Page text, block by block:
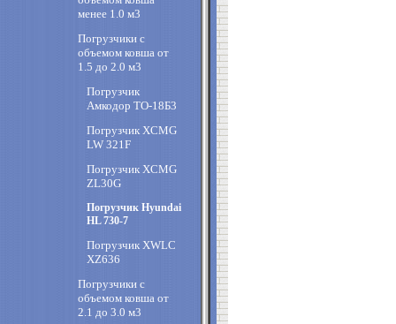
менее 1.0 м3
Погрузчики с
объемом ковша от
1.5 до 2.0 м3
Погрузчик
Амкодор ТО-18Б3
Погрузчик XCMG
LW 321F
Погрузчик XCMG
ZL30G
Погрузчик Hyundai
HL 730-7
Погрузчик XWLC
XZ636
Погрузчики с
объемом ковша от
2.1 до 3.0 м3